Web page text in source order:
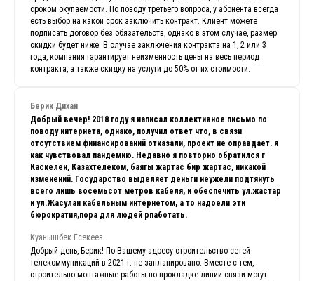
сроком окупаемости. По поводу третьего вопроса, у абонента всегда
есть выбор на какой срок заключить контракт. Клиент можете
подписать договор без обязательств, однако в этом случае, размер
скидки будет ниже. В случае заключения контракта на 1, 2 или 3
года, компания гарантирует неизменность цены на весь период
контракта, а также скидку на услуги до 50% от их стоимости.
Берик Дихан
Добрый вечер! 2018 году я написал коллективное письмо по
поводу интернета, однако, получил ответ что, в связи
отсутствием финансирований отказали, проект не оправдает. я
как чувствовал пандемию. Недавно я повторно обратился г
Каскелен, Казахтелеком, баягы жартас бир жартас, никакой
изменений. Государство выделяет деньги неужели подтянуть
всего лишь восемьсот метров кабеля, и обеспечить ул.жастар
и ул.Жасулан кабельным интернетом, а то надоели эти
бюрократия,пора для людей рпаботать.
Куанышбек Есекеев
Добрый день, Берик! По Вашему адресу строительство сетей
телекоммуникаций в 2021 г. не запланировано. Вместе с тем,
строительно-монтажные работы по прокладке линии связи могут